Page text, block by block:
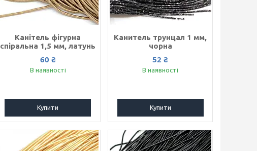
Канітель фігурна
спіральна 1,5 мм, латунь
60 ₴
В наявності
Купити
Канитель трунцал 1 мм,
чорна
52 ₴
В наявності
Купити